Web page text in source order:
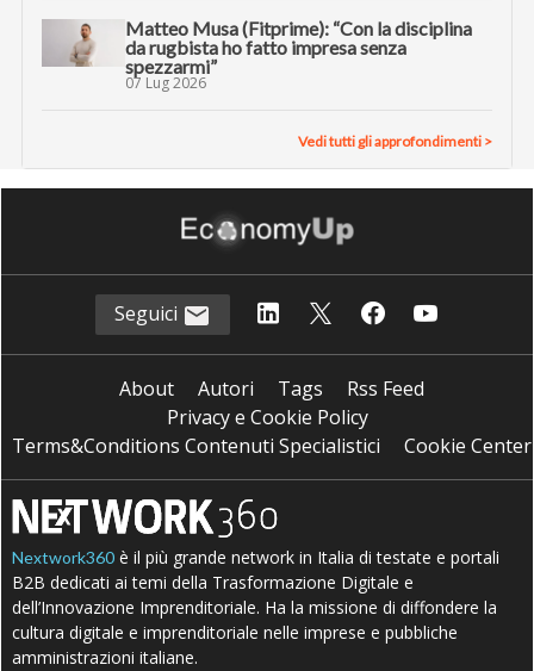
Matteo Musa (Fitprime): “Con la disciplina
da rugbista ho fatto impresa senza
spezzarmi”
07 Lug 2026
Vedi tutti gli approfondimenti >
Seguici
About Autori Tags
Rss Feed
Privacy e Cookie Policy
Terms&Conditions Contenuti Specialistici
Cookie Center
Nextwork360 è il più grande network in Italia di testate e portali
B2B dedicati ai temi della Trasformazione Digitale e
dell’Innovazione Imprenditoriale. Ha la missione di diffondere la
cultura digitale e imprenditoriale nelle imprese e pubbliche
amministrazioni italiane.